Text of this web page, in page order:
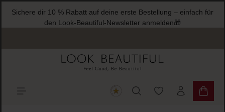
springen
Sichere dir 10 % Rabatt auf deine erste Bestellung – einfach für
den Look-Beautiful-Newsletter anmelden🎁
Du hast 0